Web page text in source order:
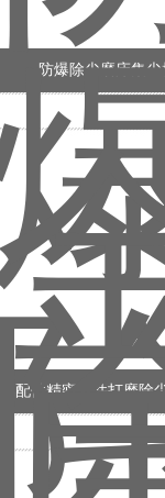
防爆除尘磨床集尘
配件精密配件打磨除